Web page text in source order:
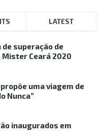
LATEST
de superação de
Mister Ceará 2020
uma viagem de
Nunca”
inaugurados em